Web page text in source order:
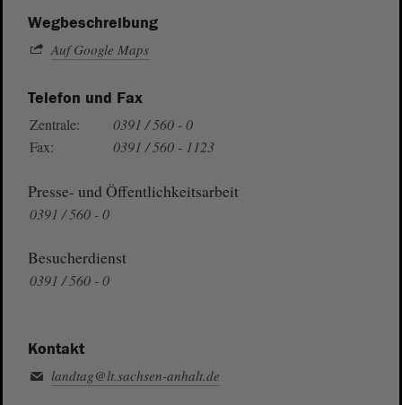
Wegbeschreibung
Auf Google Maps
Telefon und Fax
Zentrale:
0391 / 560 - 0
Fax:
0391 / 560 - 1123
Presse- und Öffentlichkeitsarbeit
0391 / 560 - 0
Besucherdienst
0391 / 560 - 0
Kontakt
landtag@lt.sachsen-anhalt.de